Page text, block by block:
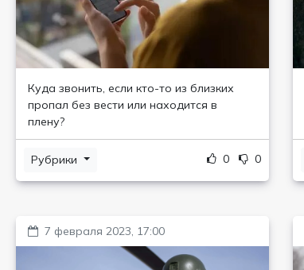
Куда звонить, если кто-то из близких
пропал без вести или находится в
плену?
Рубрики 0 0
7 февраля 2023, 17:00